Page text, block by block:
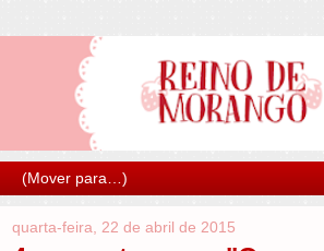
quarta-feira, 22 de abril de 2015